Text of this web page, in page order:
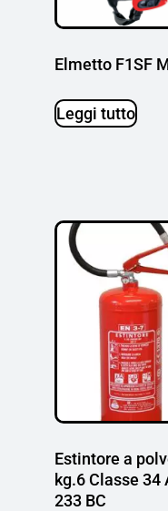
Elmetto F1SF
Leggi tutto
Estintore a
kg.6 Classe 34
233 BC